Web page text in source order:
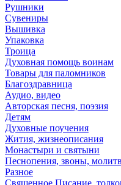
Рушники
Сувениры
Вышивка
Упаковка
Троица
Духовная помощь воинам
Товары для паломников
Благоздравница
Аудио, видео
Авторская песня, поэзия
Детям
Духовные поучения
Жития, жизнеописания
Монастыри и святыни
Песнопения, звоны,
Разное
Священное Писание,